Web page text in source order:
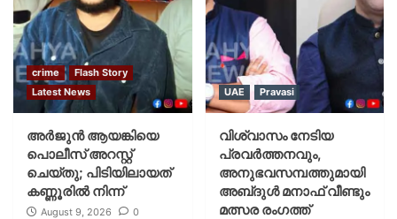
crime
Flash Story
Latest News
അർജുൻ ആയങ്കിയെ
പൊലീസ് അറസ്റ്റ്
ചെയ്‌തു; പിടിയിലായത്
കണ്ണൂരിൽ നിന്ന്
August 9, 2026 0
UAE Pravasi
വിശ്വാസം നേടിയ
പ്രവർത്തനവും,
അനുഭവസമ്പത്തുമായി
അബ്‌ദുൾ മനാഫ് വീണ്ടും
മത്സര രംഗത്ത്